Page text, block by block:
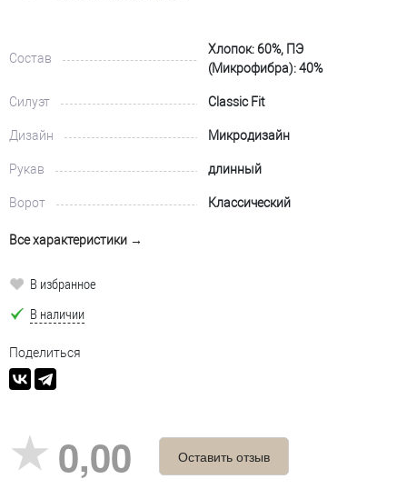
Состав
Хлопок: 60%, ПЭ
(Микрофибра): 40%
Силуэт Classic Fit
Дизайн Микродизайн
Рукав длинный
Ворот Классический
Все характеристики →
В избранное
В наличии
Поделиться
0,00 Оставить отзыв